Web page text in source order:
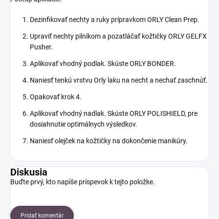
Dezinfikovať nechty a ruky prípravkom ORLY Clean Prep.
Upraviť nechty pilníkom a pozatláčať kožtičky ORLY GELFX
Pusher.
Aplikovať vhodný podlak. Skúste ORLY BONDER.
Naniesť tenkú vrstvu Orly laku na necht a nechať zaschnúť.
Opakovať krok 4.
Aplikovať vhodný nadlak. Skúste ORLY POLISHIELD, pre
dosiahnutie optimálnych výsledkov.
Naniesť olejček na kožtičky na dokončenie manikúry.
Diskusia
Buďte prvý, kto napíše príspevok k tejto položke.
Pridať komentár